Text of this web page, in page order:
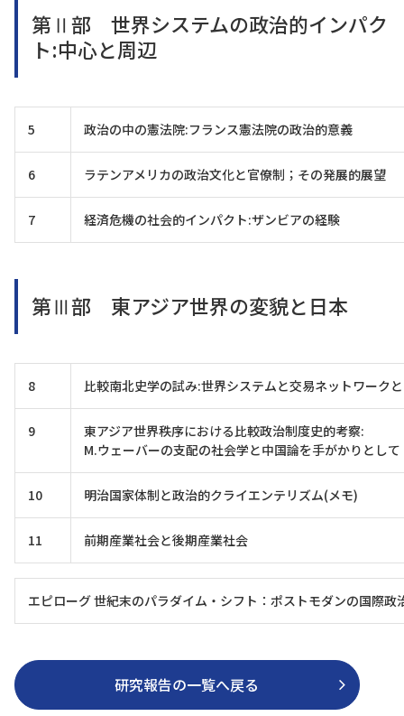
第Ⅱ部 世界システムの政治的インパク
ト:中心と周辺
5 政治の中の憲法院:フランス憲法院の政治的意義
6 ラテンアメリカの政治文化と官僚制；その発展的展望
7 経済危機の社会的インパクト:ザンビアの経験
第Ⅲ部 東アジア世界の変貌と日本
8 比較南北史学の試み:世界システムと交易ネットワーク
9
東アジア世界秩序における比較政治制度史的考察:
M.ウェーバーの支配の社会学と中国論を手がかりとして
10 明治国家体制と政治的クライエンテリズム(メモ)
11 前期産業社会と後期産業社会
エピローグ 世紀末のパラダイム・シフト：ポストモダンの国際政
研究報告の一覧へ戻る